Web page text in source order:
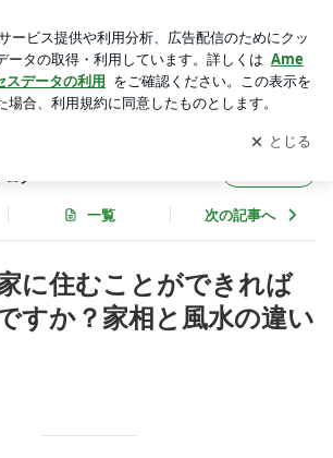
式四柱推命・風水師の高丘豊維～見るだ
ドして ブログの更新通知
を受け取りまし
開く
グ～
一覧 次の記事へ
に住むことができれば
すか？家相と風水の違い